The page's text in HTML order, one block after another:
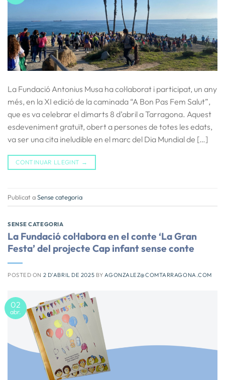
La Fundació Antonius Musa ha col·laborat i participat, un any
més, en la XI edició de la caminada “A Bon Pas Fem Salut”,
que es va celebrar el dimarts 8 d’abril a Tarragona. Aquest
esdeveniment gratuït, obert a persones de totes les edats,
va ser una cita ineludible en el marc del Dia Mundial de […]
CONTINUAR LLEGINT →
Publicat aSense categoria
SENSE CATEGORIA
La Fundació col·labora en el conte ‘La Gran
Festa’ del projecte Cap infant sense conte
POSTED ON 2 D'ABRIL DE 2025 BYAGONZALEZ@COMTARRAGONA.COM
02
abr.